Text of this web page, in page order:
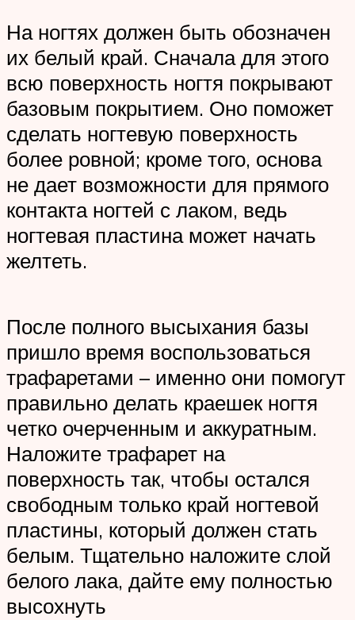
На ногтях должен быть обозначен
их белый край. Сначала для этого
всю поверхность ногтя покрывают
базовым покрытием. Оно поможет
сделать ногтевую поверхность
более ровной; кроме того, основа
не дает возможности для прямого
контакта ногтей с лаком, ведь
ногтевая пластина может начать
желтеть.
После полного высыхания базы
пришло время воспользоваться
трафаретами – именно они помогут
правильно делать краешек ногтя
четко очерченным и аккуратным.
Наложите трафарет на
поверхность так, чтобы остался
свободным только край ногтевой
пластины, который должен стать
белым. Тщательно наложите слой
белого лака, дайте ему полностью
высохнуть